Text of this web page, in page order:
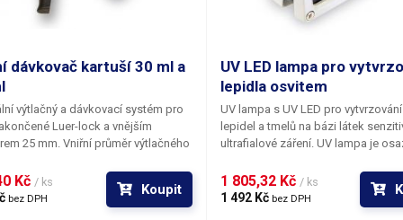
dávkovač kartuší 30 ml a
výtlačný a dávkovací systém pro
Luer-lock a vnějším
25 mm. Vniřní průměr výtlačného
jednoduše zatlačením pojistného
a vytažením plastové osy pístu.
se zásobou prázdných kartuší
Kč / ks
bez DPH
Koupit
UV LED lampa pro
lepidla osvitem
UV lampa s UV LED pro
lepidel a tmelů na bázi látek
ultrafialové záření. UV lampa je
narozdíl od UV výbojek svítí
mnohem užší spektrum. V
trubicemi poskytují
1 805,32 Kč / ks
1 492 Kč bez DPH